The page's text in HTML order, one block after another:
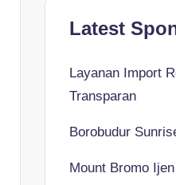
Latest
Layanan Import
Transparan
Borobudur
Mount Bromo Ijen